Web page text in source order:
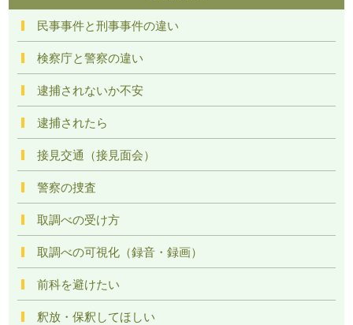
民事事件と刑事事件の違い
検察庁と警察の違い
逮捕されないか不安
逮捕されたら
接見交通（接見面会）
警察の捜査
取調べの受け方
取調べの可視化（録音・録画）
前科を避けたい
釈放・保釈してほしい